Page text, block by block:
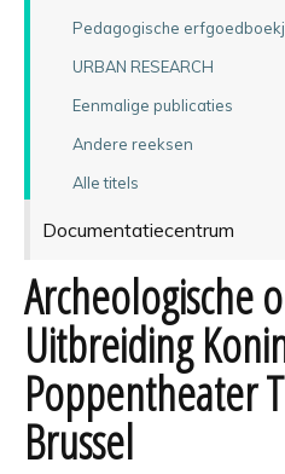
Pedagogische
URBAN RESEARCH
Eenmalige publicaties
Andere reeksen
Alle titels
Documentatiecentrum
Archeologische
Uitbreiding
Poppentheater
Brussel